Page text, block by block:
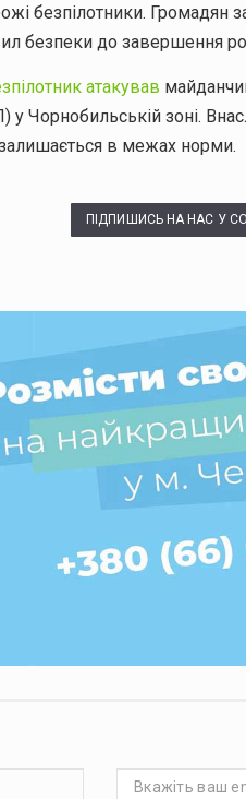
безпілотники. Громадян
безпеки до завершення
атакував
Чорнобильській зоні.
залишається в межах норми.
ПІДПИШИСЬ НА НАС У